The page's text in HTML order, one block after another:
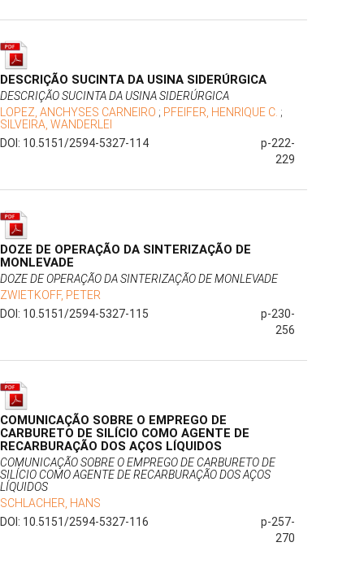
DESCRIÇÃO SUCINTA DA USINA SIDERÚRGICA
DESCRIÇÃO SUCINTA DA USINA SIDERÚRGICA
LOPEZ, ANCHYSES CARNEIRO ; PFEIFER, HENRIQUE C. ;
SILVEIRA, WANDERLEI
DOI: 10.5151/2594-5327-114
p-222-
229
DOZE DE OPERAÇÃO DA SINTERIZAÇÃO DE
MONLEVADE
DOZE DE OPERAÇÃO DA SINTERIZAÇÃO DE MONLEVADE
ZWIETKOFF, PETER
DOI: 10.5151/2594-5327-115
p-230-
256
COMUNICAÇÃO SOBRE O EMPREGO DE
CARBURETO DE SILÍCIO COMO AGENTE DE
RECARBURAÇÃO DOS AÇOS LÍQUIDOS
COMUNICAÇÃO SOBRE O EMPREGO DE CARBURETO DE
SILÍCIO COMO AGENTE DE RECARBURAÇÃO DOS AÇOS
LÍQUIDOS
SCHLACHER, HANS
DOI: 10.5151/2594-5327-116
p-257-
270